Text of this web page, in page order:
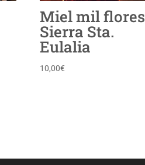
Miel mil flores
Sierra Sta.
Eulalia
10,00€